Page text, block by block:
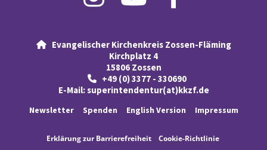
Evangelischer Kirchenkreis Zossen-Fläming
Kirchplatz 4
15806 Zossen

+49 (0) 3377 - 330690
E-Mail:superintendentur(at)kkzf.de
Newsletter Spenden English Version Impressum
Erklärungzur Barrierefreiheit Cookie-Richtlinie